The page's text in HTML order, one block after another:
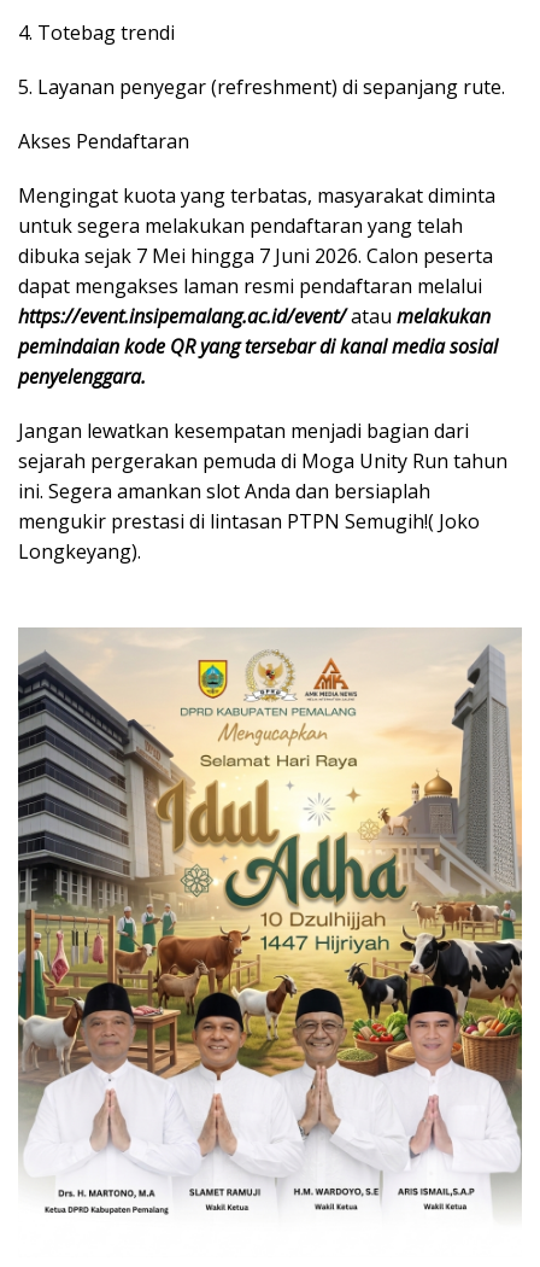
​4. Totebag trendi
​5. Layanan penyegar (refreshment) di sepanjang rute.
​Akses Pendaftaran
Mengingat kuota yang terbatas, masyarakat diminta
untuk segera melakukan pendaftaran yang telah
dibuka sejak 7 Mei hingga 7 Juni 2026. Calon peserta
dapat mengakses laman resmi pendaftaran melalui
https://event.insipemalang.ac.id/event/atau melakukan
pemindaian kode QR yang tersebar di kanal media sosial
penyelenggara.
​Jangan lewatkan kesempatan menjadi bagian dari
sejarah pergerakan pemuda di Moga Unity Run tahun
ini. Segera amankan slot Anda dan bersiaplah
mengukir prestasi di lintasan PTPN Semugih!( Joko
Longkeyang).